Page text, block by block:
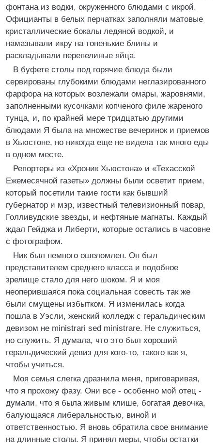
фонтана из водки, окруженного блюдами с икрой.
Официанты в белых перчатках заполняли матовые
кристаллические бокалы ледяной водкой, и
намазывали икру на тоненькие блины и
раскладывали перепелиные яйца.
В буфете столы под горячие блюда были
сервированы глубокими блюдами неглазированного
фарфора на которых возлежали омары, жаровнями,
заполненными кусочками копченого филе жареного
тунца, и, по крайней мере тридцатью другими
блюдами Я была на множестве вечеринок и приемов
в Хьюстоне, но никогда еще не видела так много еды
в одном месте.
Репортеры из «Хроник Хьюстона» и «Техасской
Ежемесячной газеты» должны были осветит прием,
который посетили такие гости как бывший
губернатор и мэр, известный телевизионный повар,
Голливудские звезды, и нефтяные магнаты. Каждый
ждал Гейджа и Либерти, которые остались в часовне
с фотографом.
Ник был немного ошеломлен. Он был
представителем среднего класса и подобное
зрелище стало для него шоком. Я и моя
неоперившаяся пока социальная совесть так же
были смущены избытком. Я изменилась когда
пошла в Уэсли, женский колледж с геральдическим
девизом не ministrari sed ministrare. Не служиться,
но служить. Я думала, что это был хороший
геральдический девиз для кого-то, такого как я,
чтобы учиться.
Моя семья слегка дразнила меня, приговаривая,
что я прохожу фазу. Они все - особенно мой отец -
думали, что я была живым клише, богатая девочка,
балующаяся либеральностью, виной и
ответственностью. Я вновь обратила свое внимание
на длинные столы. Я принял меры, чтобы остатки